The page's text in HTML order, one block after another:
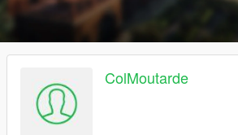
ColMoutarde